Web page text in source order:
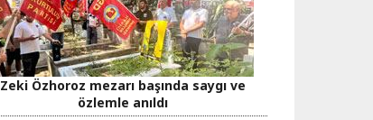
Zeki Özhoroz mezarı başında saygı ve
özlemle anıldı